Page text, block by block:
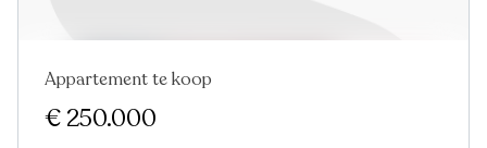
Nieuw
Appartement te koop
€ 250.000